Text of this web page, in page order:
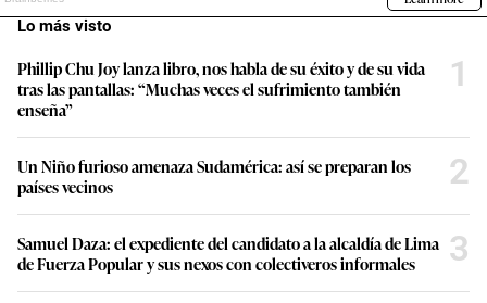
Lo más visto
Phillip Chu Joy lanza libro, nos habla de su éxito y de su vida
tras las pantallas: “Muchas veces el sufrimiento también
enseña”
1
Un Niño furioso amenaza Sudamérica: así se preparan los
países vecinos
2
Samuel Daza: el expediente del candidato a la alcaldía de Lima
de Fuerza Popular y sus nexos con colectiveros informales
3